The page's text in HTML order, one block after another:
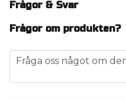
Frågor & Svar
Frågor om produkten?
question
Fråga oss något om